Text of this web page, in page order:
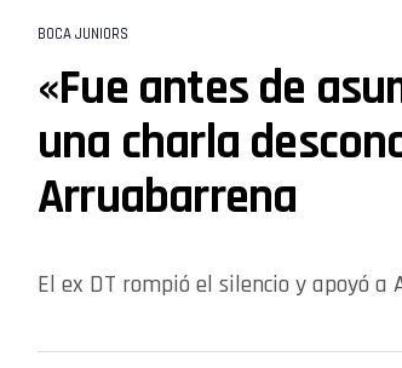
BOCA JUNIORS
«Fue antes de
una charla
Arruabarrena
El ex DT rompió el silencio y apoyó a